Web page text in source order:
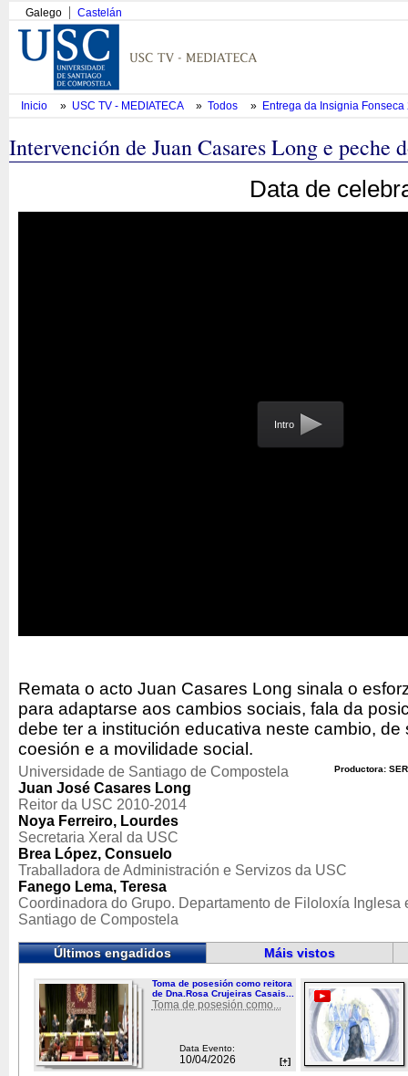
Galego Castelán
Inicio » USC TV - MEDIATECA » Todos » Entrega da Insignia
Intervención de Juan Casares Long e peche
Data de
Intro
Remata o acto Juan Casares Long sinala o
para adaptarse aos cambios sociais, fala da
debe ter a institución educativa neste cambio, de
coesión e a movilidade social.
Productora:
Universidade de Santiago de Compostela
Juan José Casares Long
Reitor da USC 2010-2014
Noya Ferreiro, Lourdes
Secretaria Xeral da USC
Brea López, Consuelo
Traballadora de Administración e Servizos da USC
Fanego Lema, Teresa
Coordinadora do Grupo. Departamento de Filoloxía Inglesa
Santiago de Compostela
Últimos engadidos Máis vistos
Toma de posesión como reitora
de Dna.Rosa Crujeiras Casais...
Toma de posesión como...
Data Evento:
10/04/2026 [+]